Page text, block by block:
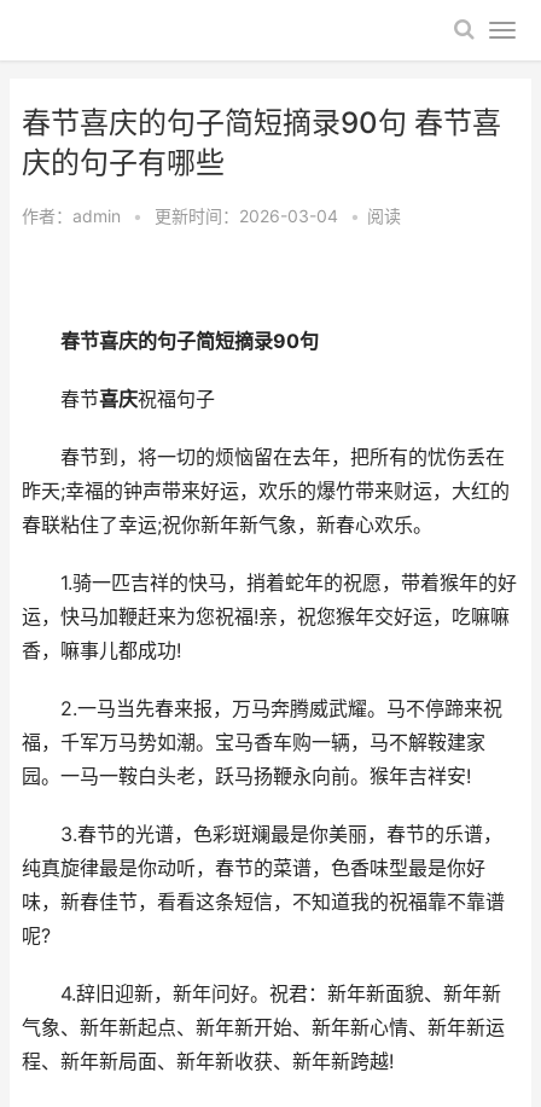
春节喜庆的句子简短摘录90句 春节喜
庆的句子有哪些
作者： admin • 更新时间：2026-03-04 • 阅读
春节喜庆的句子简短摘录90句
春节喜庆祝福句子
春节到，将一切的烦恼留在去年，把所有的忧伤丢在
昨天;幸福的钟声带来好运，欢乐的爆竹带来财运，大红的
春联粘住了幸运;祝你新年新气象，新春心欢乐。
1.骑一匹吉祥的快马，捎着蛇年的祝愿，带着猴年的好
运，快马加鞭赶来为您祝福!亲，祝您猴年交好运，吃嘛嘛
香，嘛事儿都成功!
2.一马当先春来报，万马奔腾威武耀。马不停蹄来祝
福，千军万马势如潮。宝马香车购一辆，马不解鞍建家
园。一马一鞍白头老，跃马扬鞭永向前。猴年吉祥安!
3.春节的光谱，色彩斑斓最是你美丽，春节的乐谱，
纯真旋律最是你动听，春节的菜谱，色香味型最是你好
味，新春佳节，看看这条短信，不知道我的祝福靠不靠谱
呢?
4.辞旧迎新，新年问好。祝君：新年新面貌、新年新
气象、新年新起点、新年新开始、新年新心情、新年新运
程、新年新局面、新年新收获、新年新跨越!